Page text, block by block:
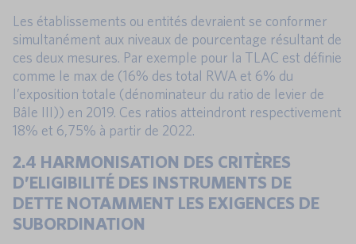
Les établissements ou entités devraient se conformer
simultanément aux niveaux de pourcentage résultant de
ces deux mesures. Par exemple pour la TLAC est définie
comme le max de (16% des total RWA et 6% du
l’exposition totale (dénominateur du ratio de levier de
Bâle III)) en 2019. Ces ratios atteindront respectivement
18% et 6,75% à partir de 2022.
2.4 HARMONISATION DES CRITÈRES
D’ELIGIBILITÉ DES INSTRUMENTS DE
DETTE NOTAMMENT LES EXIGENCES DE
SUBORDINATION